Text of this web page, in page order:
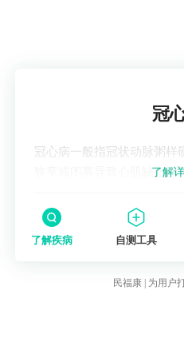
应立即就医，排查是否
冠
冠心病一般指冠状动脉粥样
狭窄或闭塞导致心肌缺血缺
了解
了解疾病 自测工具
民福康 | 为用户